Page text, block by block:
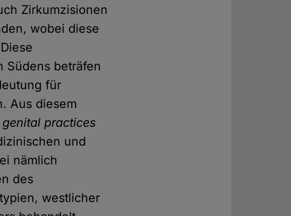
Zirkumzisionen
wobei diese
Südens beträfen
für
Aus diesem
genital practices
und
nämlich
des
westlicher